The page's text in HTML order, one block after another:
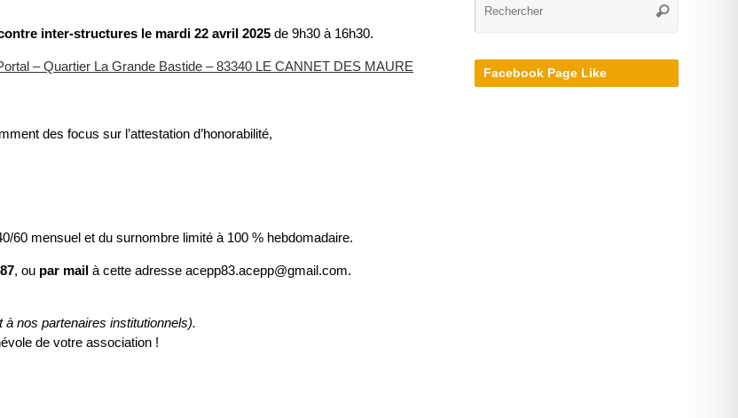
inter-structures le mardi 22 avril 2025 de 9h30 à 16h30.
– Quartier La Grande Bastide – 83340 LE CANNET DES MAURE
des focus sur l’attestation d’honorabilité,
60 mensuel et du surnombre limité à 100 % hebdomadaire.
, ou par mail à cette adresse acepp83.acepp@gmail.com.
nos partenaires institutionnels).
de votre association !
Rechercher
Facebook Page Like